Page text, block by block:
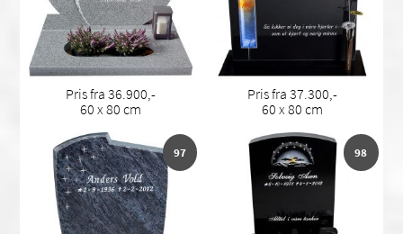
Pris fra 36.900,-
60 x 80 cm
Pris fra 37.300,-
60 x 80 cm
97 98